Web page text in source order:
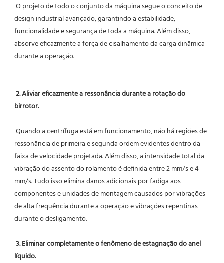
design industrial avançado, garantindo a estabilidade,
funcionalidade e segurança de toda a máquina. Além disso,
absorve eficazmente a força de cisalhamento da carga dinâmica
durante a operação.
2. Aliviar eficazmente a ressonância durante a rotação do
birrotor.
ressonância de primeira e segunda ordem evidentes dentro da
faixa de velocidade projetada. Além disso, a intensidade total da
vibração do assento do rolamento é definida entre 2 mm/s e 4
mm/s. Tudo isso elimina danos adicionais por fadiga aos
componentes e unidades de montagem causados ​​por vibrações
de alta frequência durante a operação e vibrações repentinas
durante o desligamento.
3. Eliminar completamente o fenômeno de estagnação do anel
líquido.